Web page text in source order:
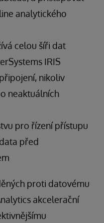
analytického
celou šíři dat
IRIS
nikoliv
neaktuálních
pro řízení přístupu
před
proti datovému
akcelerační